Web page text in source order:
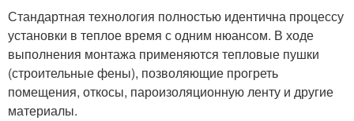
Стандартная технология полностью идентична процессу
установки в теплое время с одним нюансом. В ходе
выполнения монтажа применяются тепловые пушки
(строительные фены), позволяющие прогреть
помещения, откосы, пароизоляционную ленту и другие
материалы.